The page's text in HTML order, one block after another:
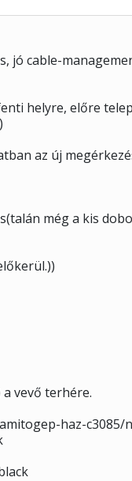
jó cable-
helyre, előre
az új
még a kis
vevő terhére.
haz-c3085/